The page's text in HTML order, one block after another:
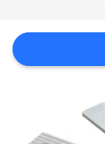
समाचार
एक